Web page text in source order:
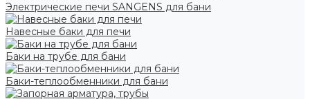
Электрические печи SANGENS для бани
Навесные баки для печи
Баки на трубе для бани
Баки-теплообменники для бани